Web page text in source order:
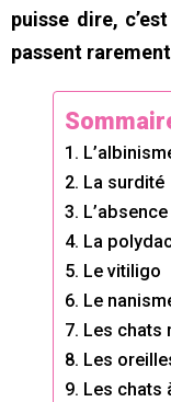
puisse dire,
passent
1.
2. La surdité
3.
4. La
5. Le vitiligo
6. Le
7. Les chats
8. Les
9. Les chats